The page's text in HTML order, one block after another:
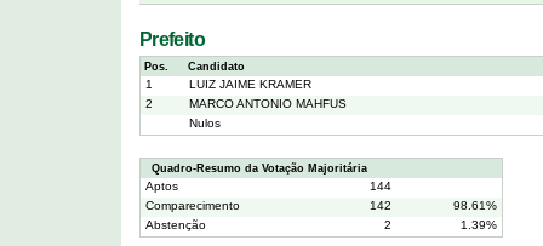
Prefeito
Pos. Candidato
1
LUIZ JAIME KRAMER
2
MARCO ANTONIO MAHFUS
Nulos
Quadro-Resumo da Votação Majoritária
Aptos
144
Comparecimento
142
98.61%
Abstenção
2 1.39%